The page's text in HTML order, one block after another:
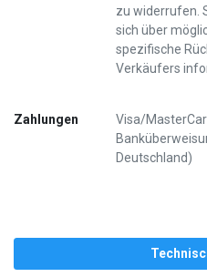
zu widerrufen.
sich über
spezifische
Verkäufers
Zahlungen
Visa/
Deutschland)